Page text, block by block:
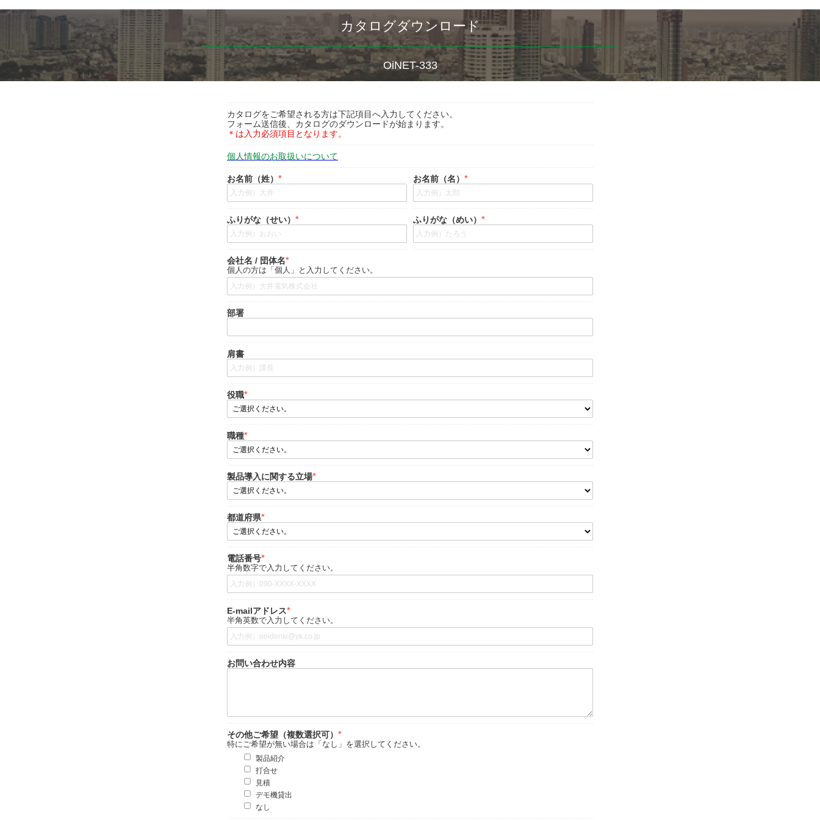
カタログダウンロード
OiNET-333
カタログをご希望される方は下記項目へ入力してください。
フォーム送信後、カタログのダウンロードが始まります。
＊は入力必須項目となります。
個人情報のお取扱いについて
お名前（姓） お名前（名）
ふりがな（せい） ふりがな（めい）
会社名 / 団体名
個人の方は「個人」と入力してください。
部署
肩書
役職
職種
製品導入に関する立場
都道府県
電話番号
半角数字で入力してください。
E-mailアドレス
半角英数で入力してください。
お問い合わせ内容
その他ご希望（複数選択可）
特にご希望が無い場合は「なし」を選択してください。
製品紹介
打合せ
見積
デモ機貸出
なし